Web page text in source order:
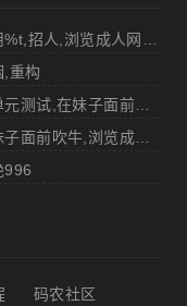
重构
996
码农社区